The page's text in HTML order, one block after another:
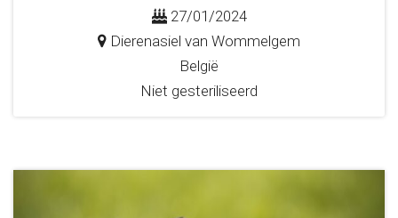
27/01/2024
Dierenasiel van Wommelgem
België
Niet gesteriliseerd